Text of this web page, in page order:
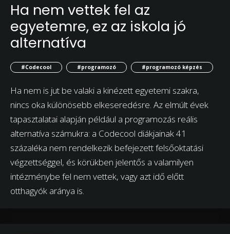
Ha nem vettek fel az
egyetemre, ez az iskola jó
alternatíva
#Codecool #programozó #programozó képzés
Ha nem is jut be valaki a kinézett egyetemi szakra,
nincs oka különösebb elkeseredésre. Az elmúlt évek
tapasztalatai alapján például a programozás reális
alternatíva számukra: a Codecool diákjainak 41
százaléka nem rendelkezik befejezett felsőoktatási
végzettséggel, és körükben jelentős a valamilyen
intézménybe fel nem vettek, vagy azt idő előtt
otthagyók aránya is.